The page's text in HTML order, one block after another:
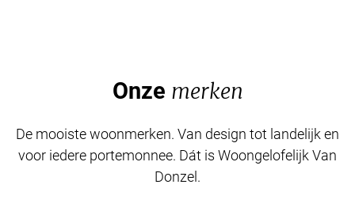
Onze merken
De mooiste woonmerken. Van design tot landelijk en
voor iedere portemonnee. Dát is Woongelofelijk Van
Donzel.